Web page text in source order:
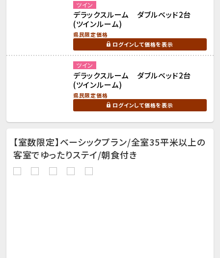
ツイン
デラックスルーム ダブルベッド2台
(ツインルーム)
県民限定価格
ログインして価格を表示
ツイン
デラックスルーム ダブルベッド2台
(ツインルーム)
県民限定価格
ログインして価格を表示
【室数限定】ベーシックプラン/全室35平米以上の
客室でゆったりステイ/朝食付き